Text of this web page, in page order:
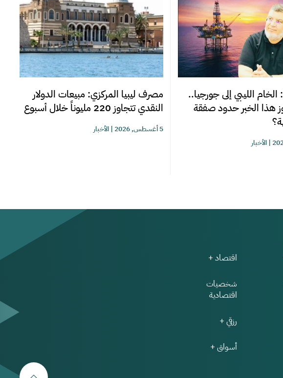
الليبي إلى جورجيا..
هذا الخبر حدود صفقة
|الأخبار
مصرف ليبيا المركزي: مبيعات الدولار
النقدي تتجاوز 220 مليوناً خلال أسبوع
5 أغسطس, 2026 |الأخبار
اقتصاد +
شخصيات
اقتصادية
رزقي +
أسواق +